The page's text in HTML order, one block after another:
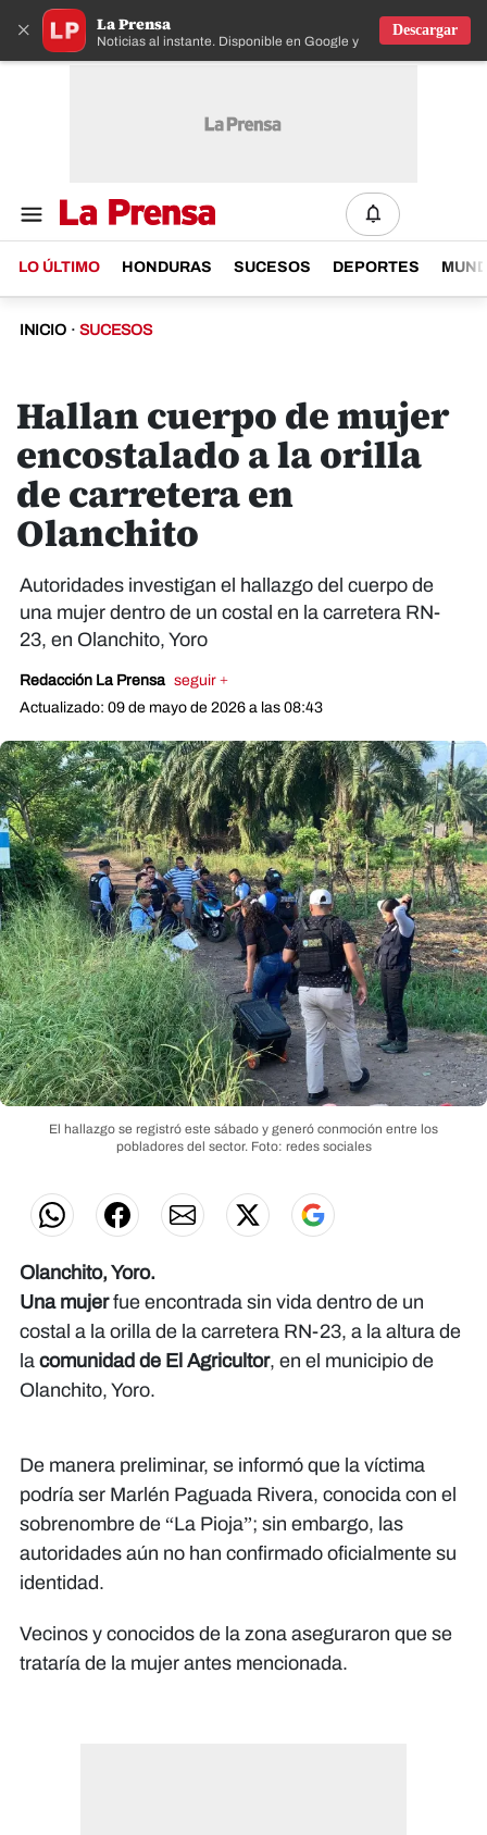
× La Prensa
Noticias al instante. Disponible en Google y IOS
Descargar
LO ÚLTIMO HONDURAS SUCESOS DEPORTES
INICIO · SUCESOS
Hallan cuerpo de mujer
encostalado a la orilla
de carretera en
Olanchito
Autoridades investigan el hallazgo del cuerpo de
una mujer dentro de un costal en la carretera RN-
23, en Olanchito, Yoro
Redacción La Prensa seguir +
Actualizado: 09 de mayo de 2026 a las 08:43
El hallazgo se registró este sábado y generó conmoción entre los
pobladores del sector. Foto: redes sociales
Olanchito, Yoro.
Una mujerfue encontrada sin vida dentro de un
costal a la orilla de la carretera RN-23, a la altura de
la comunidad de El Agricultor, en el municipio de
Olanchito, Yoro.
De manera preliminar, se informó que la víctima
podría ser Marlén Paguada Rivera, conocida con el
sobrenombre de “La Pioja”; sin embargo, las
autoridades aún no han confirmado oficialmente su
identidad.
Vecinos y conocidos de la zona aseguraron que se
trataría de la mujer antes mencionada.